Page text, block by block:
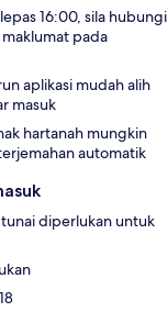
16:00, sila hubungi
pada
aplikasi mudah alih
masuk
hartanah mungkin
automatik
diperlukan untuk